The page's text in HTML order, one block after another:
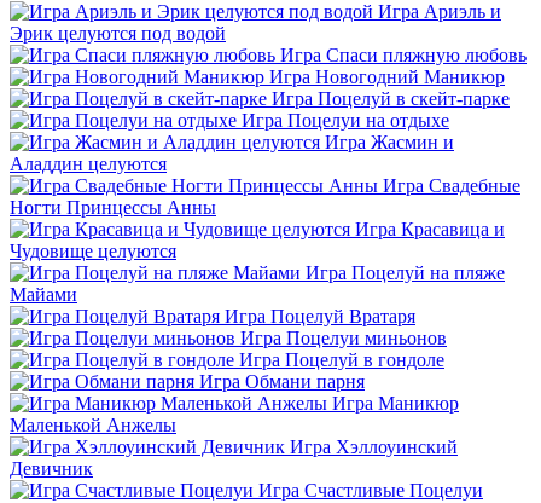
Игра Ариэль и
Эрик целуются под водой
Игра Спаси пляжную любовь
Игра Новогодний Маникюр
Игра Поцелуй в скейт-парке
Игра Поцелуи на отдыхе
Игра Жасмин и
Аладдин целуются
Игра Свадебные
Ногти Принцессы Анны
Игра Красавица и
Чудовище целуются
Игра Поцелуй на пляже
Майами
Игра Поцелуй Вратаря
Игра Поцелуи миньонов
Игра Поцелуй в гондоле
Игра Обмани парня
Игра Маникюр
Маленькой Анжелы
Игра Хэллоуинский
Девичник
Игра Счастливые Поцелуи